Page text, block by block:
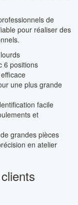
de
pour réaliser des
6 positions
une plus grande
facile
et
grandes pièces
en atelier